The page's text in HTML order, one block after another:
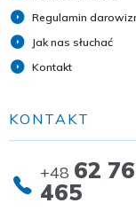
Regulamin
Jak nas słuchać
Kontakt
KONTAKT
+48 62
465